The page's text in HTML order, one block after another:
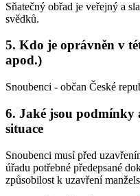
Sňatečný obřad je veřejný a
svědků.
5. Kdo je oprávněn v
apod.)
Snoubenci - občan České
6. Jaké jsou podmínky
situace
Snoubenci musí před
úřadu potřebné předepsané
způsobilost k uzavření